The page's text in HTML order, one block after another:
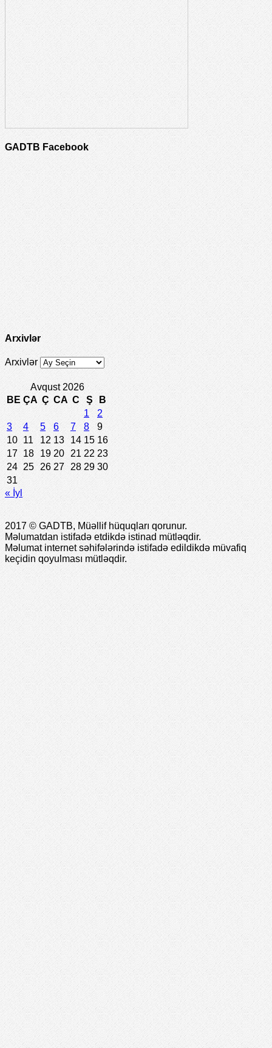
GADTB Facebook
Arxivlər
Arxivlər
Avqust 2026
BE ÇA Ç CA C Ş
B
1
2
3
4 5 6 7 8
9
10 11 12 13 14 15 16
17 18 19 20 21 22 23
24 25 26 27 28 29 30
31
« İyl
2017 © GADTB, Müəllif hüquqları qorunur.
Məlumatdan istifadə etdikdə istinad mütləqdir.
Məlumat internet səhifələrində istifadə edildikdə müvafiq
keçidin qoyulması mütləqdir.